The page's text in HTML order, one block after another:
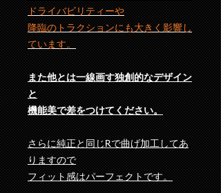
ドライバビリティーや
降臨のトラクションにも大きく影響し
ています。
また他とは一線画す独創的なデザイン
と
機能美で差をつけてください。
さらに純正と同じRで曲げ加工してあ
りますので
フィット感はパーフェクトです。